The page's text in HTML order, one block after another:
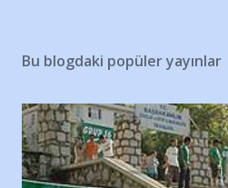
Bu blogdaki popüler yayınlar